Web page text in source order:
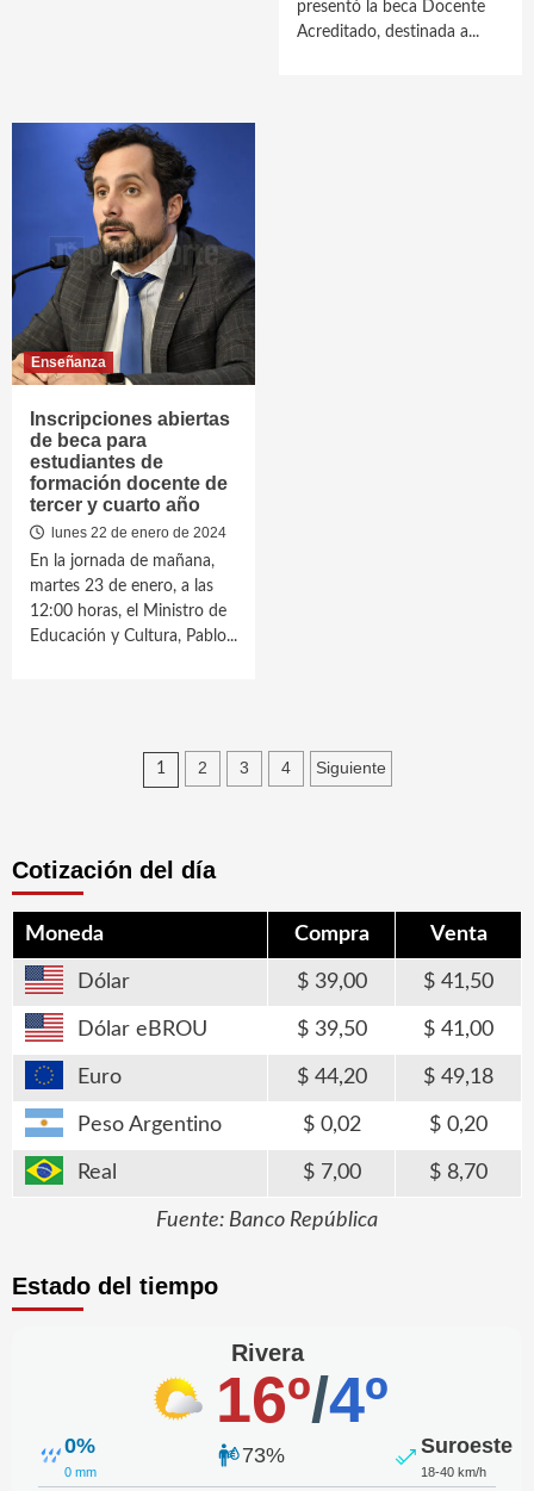
presentó la beca Docente
Acreditado, destinada a...
Enseñanza
Inscripciones abiertas
de beca para
estudiantes de
formación docente de
tercer y cuarto año
lunes 22 de enero de 2024
En la jornada de mañana,
martes 23 de enero, a las
12:00 horas, el Ministro de
Educación y Cultura, Pablo...
Paginación
1 2 3 4 Siguiente
Cotización del día
Moneda Compra Venta
Dólar 39,00 41,50
Dólar eBROU 39,50 41,00
Euro 44,20 49,18
Peso Argentino 0,02 0,20
Real 7,00 8,70
Fuente: Banco República
Estado del tiempo
Rivera
16º/4º
0%
0 mm
73% Suroeste
18-40 km/h